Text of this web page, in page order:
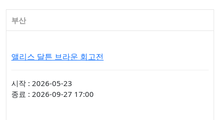
부산
앨리스 달튼 브라운 회고전
시작 : 2026-05-23
종료 : 2026-09-27 17:00